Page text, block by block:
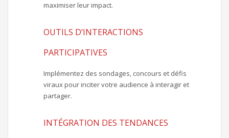
maximiser leur impact.
OUTILS D’INTERACTIONS
PARTICIPATIVES
Implémentez des sondages, concours et défis
viraux pour inciter votre audience à interagir et
partager.
INTÉGRATION DES TENDANCES